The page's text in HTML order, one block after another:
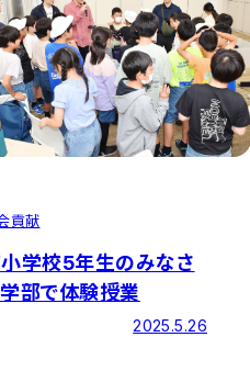
貢献
学校5年生のみなさ
部で体験授業
2025.5.26